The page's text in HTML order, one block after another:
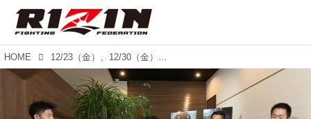
HOME 12/23（金）、12/30（金）テレ玉にてRIZIN vs. Bellator全面対抗戦特集「MMA TIMES」放送決定！